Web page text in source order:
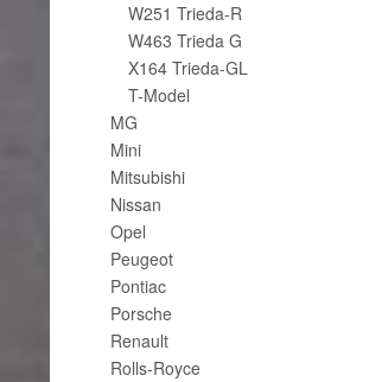
W251 Trieda-R
W463 Trieda G
X164 Trieda-GL
T-Model
MG
Mini
Mitsubishi
Nissan
Opel
Peugeot
Pontiac
Porsche
Renault
Rolls-Royce